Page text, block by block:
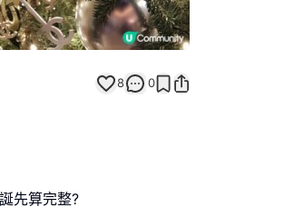
8 0
先算完整?